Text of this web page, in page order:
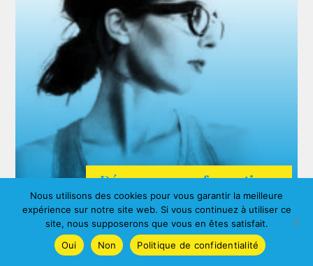
ARDA
Agnes ALBERNY
Découvrez nos formations
Nous utilisons des cookies pour vous garantir la meilleure
expérience sur notre site web. Si vous continuez à utiliser ce
site, nous supposerons que vous en êtes satisfait.
Oui
Non Politique de confidentialité